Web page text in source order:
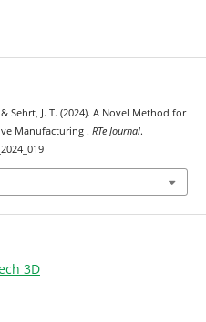
Sehrt, J. T. (2024). A Novel Method for
Manufacturing . RTe Journal.
3D